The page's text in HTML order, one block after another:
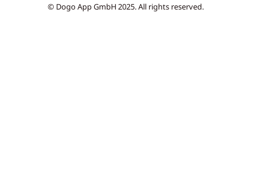
© Dogo App GmbH 2025. All rights reserved.